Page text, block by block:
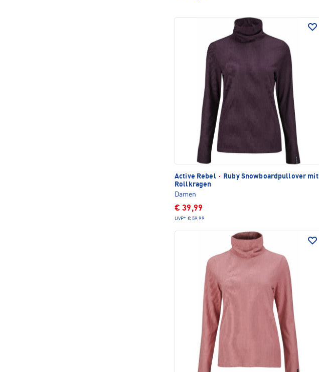
Active Rebel ·
Ruby Snowboardpullover mit
Rollkragen
Damen
€ 39,99
UVP* € 59,99